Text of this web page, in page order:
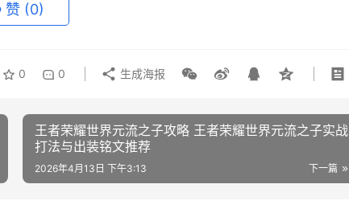
赞 (0)
0 0 生成海报
王者荣耀世界元流之子攻略 王者荣耀世界元流之子实战
打法与出装铭文推荐
下一篇
2026年4月13日 下午3:13